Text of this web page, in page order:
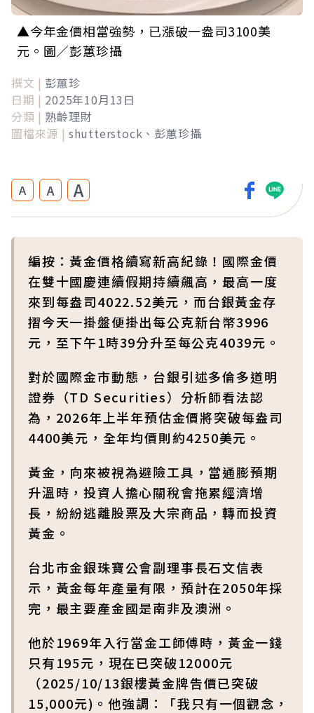
▲今年金價相當強勢，已漲破一盎司3100美
元。圖／彭蕙珍攝
撰文 | 彭蕙珍
日期 | 2025年10月13日
分類 | 熟齡理財
圖檔來源 | shutterstock、彭蕙珍攝
A A A
編按：黃金價格續寫新高紀錄！國際金價
在雙十國慶連續假期持續飆高，最高一度
來到每盎司4022.52美元，而台銀黃金存
摺今天一掛盤便掛出每公克新台幣3996
元，至下午1時39分升至每公克4039元。
對於國際金市動態，台銀引述多倫多道明
證券（TD Securities）分析師看法認
為，2026年上半年預估金價將突破每盎司
4400美元，全年均價則約4250美元。
黃金，向來被視為避險工具，當通膨預期
升溫時，投資人擔心關稅會拖累經濟增
長，紛紛逃離股票及大宗商品，轉而投資
黃金。
台北市金銀珠寶公會副理事長石文信表
示，黃金每年產量有限，預計在2050年採
完，最主要產金國是南非及澳洲。
他於1969年入行當金工師傅時，黃金一錢
只有195元，現在已突破12000元
（2025/10/13銀樓黃金牌告價已突破
15,000元)。他強調：「我只有一個觀念，